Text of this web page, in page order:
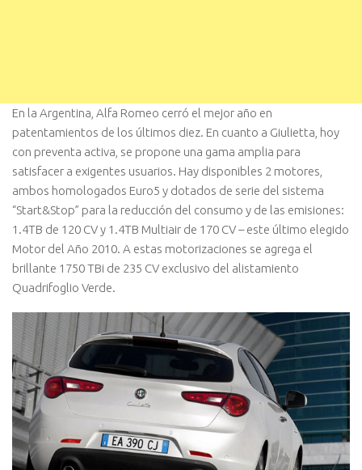
En la Argentina, Alfa Romeo cerró el mejor año en
patentamientos de los últimos diez. En cuanto a Giulietta, hoy
con preventa activa, se propone una gama amplia para
satisfacer a exigentes usuarios. Hay disponibles 2 motores,
ambos homologados Euro5 y dotados de serie del sistema
“Start&Stop” para la reducción del consumo y de las emisiones:
1.4TB de 120 CV y 1.4TB Multiair de 170 CV – este último elegido
Motor del Año 2010. A estas motorizaciones se agrega el
brillante 1750 TBi de 235 CV exclusivo del alistamiento
Quadrifoglio Verde.